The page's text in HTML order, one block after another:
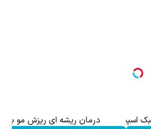
ای ریزش مو با شامپو جلبک